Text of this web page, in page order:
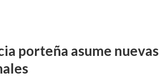
porteña asume nuevas